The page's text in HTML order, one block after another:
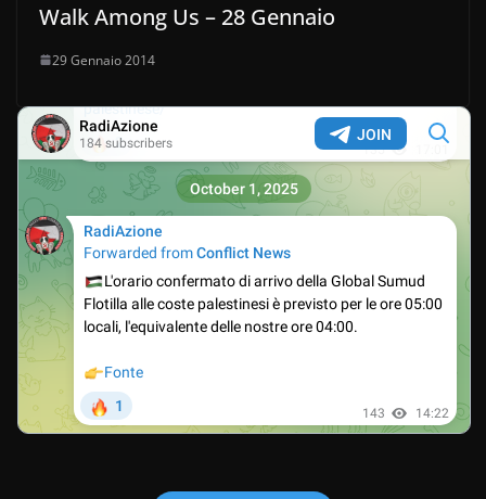
Walk Among Us – 28 Gennaio
29 Gennaio 2014